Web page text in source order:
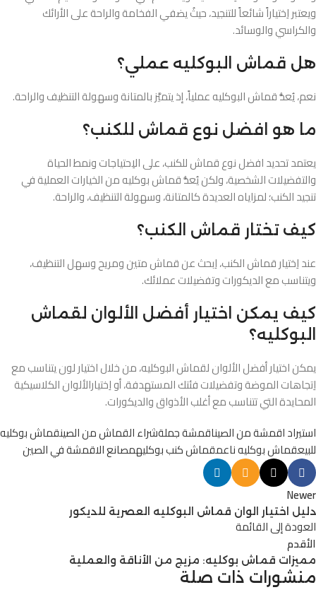
ويعتبر اِختياراً شائعاً للتنجيد، حيثُ يضفي الفخامة والراحة على الأرائك
والكراسي والوسائد.
هل قماش البوكليه عملي؟
نعم، يُعدُّ قماش البوكليه عملياً، إذ يتميَّز بالمتانة وسهولة التنظيف والراحة.
ما هو افضل نوع قماش للكنب؟
يعتمد تحديد افضل نوع قماش للكنب، على الاِحتياجات ونمط الحياة
والتفضيلات الشخصية، ولكن يُعدُّ قماش بوكليه من الخيارات العملية في
تنجيد الكنب؛ لمزاياه العديدة كالمتانة، وسهولة التنظيف، والراحة.
كيف تختار قماش الكنب؟
عند اِختيار قماش الكنب، اِبحث عن قماش متين ومريح وسهل التنظيف،
ويتناسب مع الديكورات وتفضيلات عملائك.
كيف يمكن اختيار أفضل الألوان لقماش
البوكليه؟
يمكن اختيار أفضل الألوان لقماش البوكليه، من خلال اختيار لون يتناسب مع
اِتجاهات الموضة وتفضيلات فئتك المستهدفة، أو اِختيارالألوان الكلاسيكية
المحايدة التي تتناسب مع أغلب الأذواق والديكورات.
استيراد اقمشة من الصيناقمشة جملةشراء القماش من الصينقماش بوكليه
للبيعقماش بوكليه ناعمقماش كنب بوكليهمصانع الاقمشة في الصين
Newer
دليل اختيار الوان قماش البوكليه العصرية للديكور
العودة إلى القائمة
الأقدم
مميزات قماش بوكليه: مزيج من الأناقة والعملية
منشورات ذات صلة